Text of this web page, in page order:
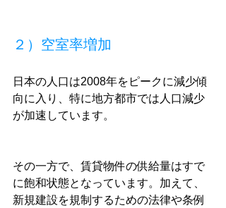
２）空室率増加
日本の人口は2008年をピークに減少傾
向に入り、特に地方都市では人口減少
が加速しています。
その一方で、賃貸物件の供給量はすで
に飽和状態となっています。加えて、
新規建設を規制するための法律や条例